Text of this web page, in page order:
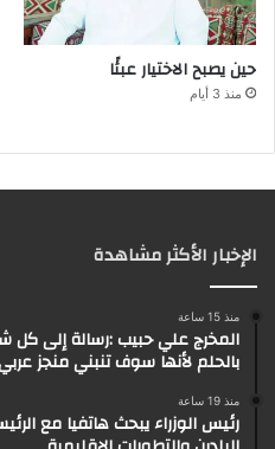
حين يصبح الاختيار عبئًا
منذ 3 أيام
الإخبار الأكثر مشاهدة
منذ 15 ساعة
المخرج علي حبيب :رسالة إلى
بالحلم لأنها سوف تنبني منجز
منذ 19 ساعة
رئيس الوزراء يبحث هاتفيا مع